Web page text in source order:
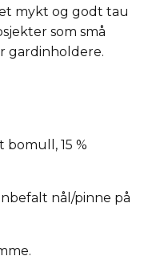
mykt og godt tau
som små
gardinholdere.
bomull, 15 %
nål/pinne på